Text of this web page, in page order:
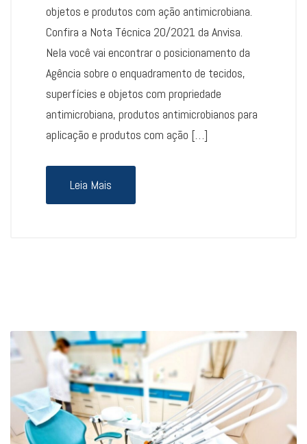
objetos e produtos com ação antimicrobiana.
Confira a Nota Técnica 20/2021 da Anvisa.
Nela você vai encontrar o posicionamento da
Agência sobre o enquadramento de tecidos,
superfícies e objetos com propriedade
antimicrobiana, produtos antimicrobianos para
aplicação e produtos com ação […]
Leia Mais